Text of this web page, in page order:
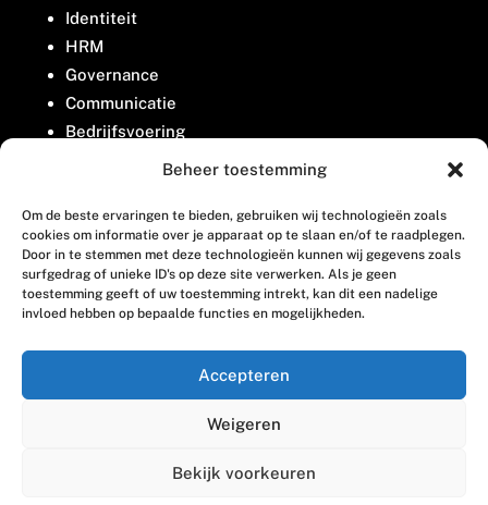
Beheer toestemming
Om de beste ervaringen te bieden, gebruiken wij technologieën zoals
cookies om informatie over je apparaat op te slaan en/of te raadplegen.
Door in te stemmen met deze technologieën kunnen wij gegevens zoals
surfgedrag of unieke ID's op deze site verwerken. Als je geen
toestemming geeft of uw toestemming intrekt, kan dit een nadelige
invloed hebben op bepaalde functies en mogelijkheden.
Accepteren
Weigeren
Bekijk voorkeuren
Identiteit
HRM
Governance
Communicatie
Bedrijfsvoering
Belangenbehartiging
Contact
Houttuinlaan 8
3447 GM Woerden